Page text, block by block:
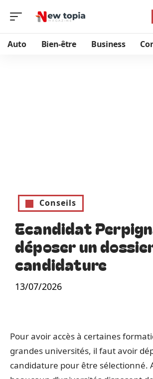
Auto Bien-être Business
Conseils
Ecandidat
déposer un
candidature
13/07/2026
Pour avoir accès à certaines
grandes universités, il faut avoir
candidature pour être sélectionné.